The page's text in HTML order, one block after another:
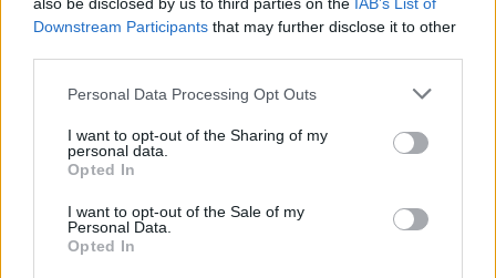
Downstream Participants that may further disclose it to other
Personal Data Processing Opt Outs
I want to opt-out of the Sharing of my
personal data.
Opted In
I want to opt-out of the Sale of my
Personal Data.
Opted In